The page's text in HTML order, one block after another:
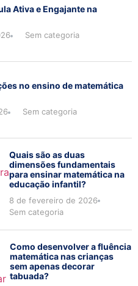
Ativa e Engajante na
Sem categoria
no ensino de matemática
Sem categoria
Quais são as duas
dimensões fundamentais
para ensinar matemática na
educação infantil?
8 de fevereiro de 2026
Sem categoria
Como desenvolver a fluência
matemática nas crianças
sem apenas decorar
tabuada?